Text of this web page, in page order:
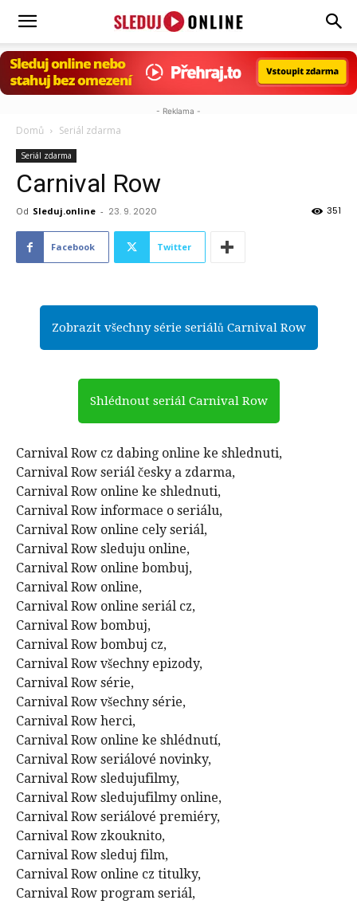
Sleduj.online
- Reklama -
Domů Seriál zdarma
Seriál zdarma
Carnival Row
Od Sleduj.online - 23. 9. 2020 351
Facebook Twitter
Zobrazit všechny série seriálů Carnival Row
Shlédnout seriál Carnival Row
Carnival Row cz dabing online ke shlednuti,
Carnival Row seriál česky a zdarma,
Carnival Row online ke shlednuti,
Carnival Row informace o seriálu,
Carnival Row online cely seriál,
Carnival Row sleduju online,
Carnival Row online bombuj,
Carnival Row online,
Carnival Row online seriál cz,
Carnival Row bombuj,
Carnival Row bombuj cz,
Carnival Row všechny epizody,
Carnival Row série,
Carnival Row všechny série,
Carnival Row herci,
Carnival Row online ke shlédnutí,
Carnival Row seriálové novinky,
Carnival Row sledujufilmy,
Carnival Row sledujufilmy online,
Carnival Row seriálové premiéry,
Carnival Row zkouknito,
Carnival Row sleduj film,
Carnival Row online cz titulky,
Carnival Row program seriál,